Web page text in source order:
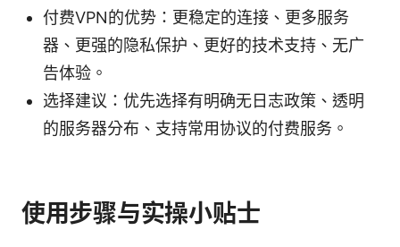
付费VPN的优势：更稳定的连接、更多服务
器、更强的隐私保护、更好的技术支持、无广
告体验。
选择建议：优先选择有明确无日志政策、透明
的服务器分布、支持常用协议的付费服务。
使用步骤与实操小贴士